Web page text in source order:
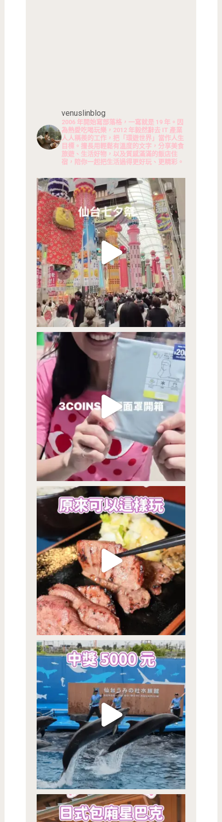
venuslinblog
2006 年開始寫部落格，一寫就是 19 年。因
為熱愛吃喝玩樂，2012 年毅然辭去 IT 產業
人人稱羨的工作，把「環遊世界」當作人生
目標。擅長用輕鬆有溫度的文字，分享美食
旅遊、生活好物，以及質感滿滿的飯店住
宿，陪你一起把生活過得更好玩、更精彩。